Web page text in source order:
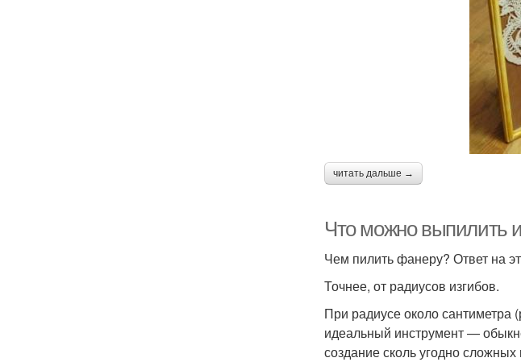
читать дальше →
Что можно выпилить
Чем пилить фанеру? Ответ на
Точнее, от радиусов изгибов.
При радиусе около
идеальный инструмент —
создание сколь угодно